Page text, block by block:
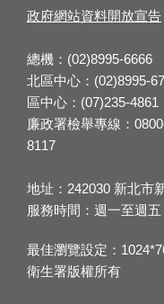
政府網站資料開放宣告
總機：(02)8995-6666
北區中心：(02)8995-
區中心：(07)235-4861
廉政署檢舉專線：
8117
地址：242030 新北市
服務時間：週一至週
最佳瀏覽設定：
衛生署版權所有